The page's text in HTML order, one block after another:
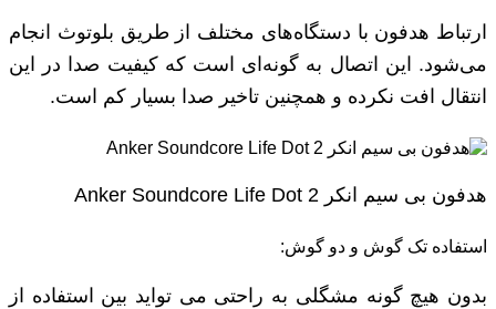
ارتباط هدفون با دستگاه‌های مختلف از طریق بلوتوث انجام
می‌شود. این اتصال به گونه‌ای است که کیفیت صدا در این
انتقال افت نکرده و همچنین تاخیر صدا بسیار کم است.
هدفون بی سیم انکر Anker Soundcore Life Dot 2
استفاده تک گوش و دو گوش:
بدون هیچ گونه مشگلی به راحتی می تواید بین استفاده از